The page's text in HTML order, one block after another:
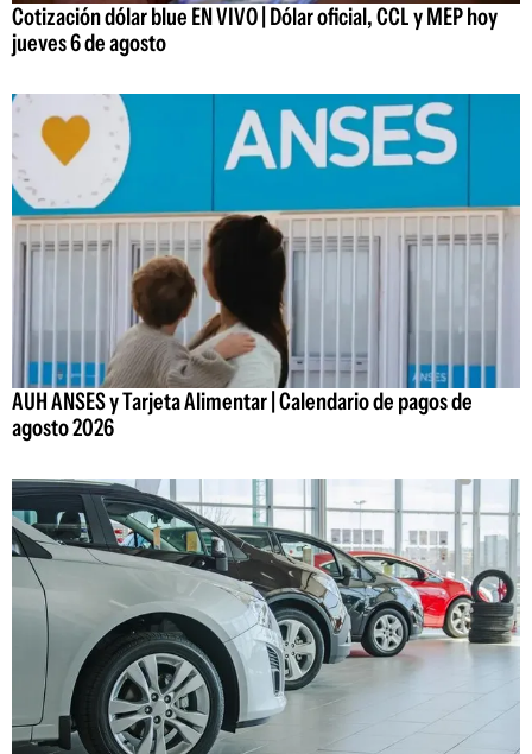
Cotización dólar blue EN VIVO | Dólar oficial, CCL y MEP hoy
jueves 6 de agosto
AUH ANSES y Tarjeta Alimentar | Calendario de pagos de
agosto 2026